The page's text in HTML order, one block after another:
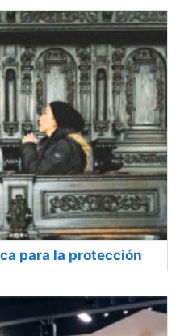
para la protección